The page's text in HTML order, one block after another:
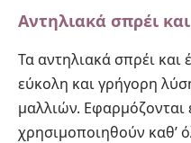
Αντηλιακά σπρέι
Τα αντηλιακά σπρέι
εύκολη και γρήγορη
μαλλιών.
χρησιμοποιηθούν καθ’